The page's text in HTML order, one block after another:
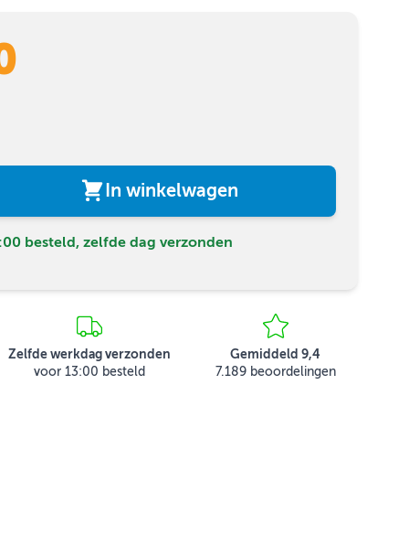
In winkelwagen
besteld, zelfde dag verzonden
Zelfde werkdag verzonden
voor 13:00 besteld
Gemiddeld 9,4
7.189 beoordelingen